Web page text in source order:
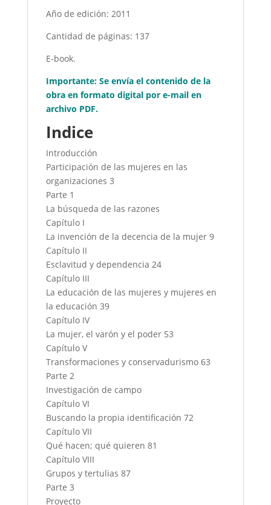
Año de edición: 2011
Cantidad de páginas: 137
E-book.
Importante: Se envía el contenido de la
obra en formato digital por e-mail en
archivo PDF.
Indice
Introducción
Participación de las mujeres en las
organizaciones 3
Parte 1
La búsqueda de las razones
Capítulo I
La invención de la decencia de la mujer 9
Capítulo II
Esclavitud y dependencia 24
Capítulo III
La educación de las mujeres y mujeres en
la educación 39
Capítulo IV
La mujer, el varón y el poder 53
Capítulo V
Transformaciones y conservadurismo 63
Parte 2
Investigación de campo
Capítulo VI
Buscando la propia identificación 72
Capítulo VII
Qué hacen; qué quieren 81
Capítulo VIII
Grupos y tertulias 87
Parte 3
Proyecto